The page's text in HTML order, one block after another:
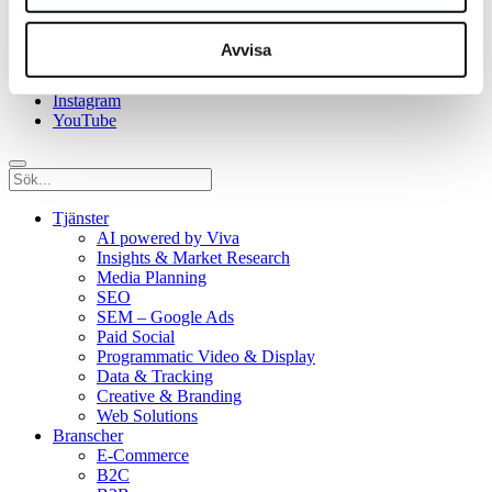
Avvisa
Social
Facebook
Instagram
YouTube
Tjänster
AI powered by Viva
Insights & Market Research
Media Planning
SEO
SEM – Google Ads
Paid Social
Programmatic Video & Display
Data & Tracking
Creative & Branding
Web Solutions
Branscher
E-Commerce
B2C